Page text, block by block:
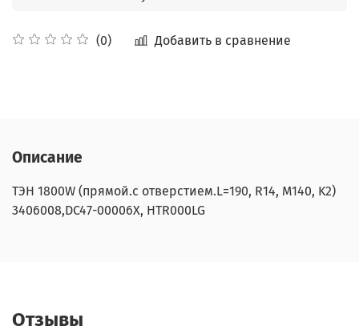
(0) Добавить в сравнение
Описание
ТЭН 1800W (прямой.с отверстием.L=190, R14, M140, K2)
3406008,DC47-00006X, HTR000LG
Отзывы